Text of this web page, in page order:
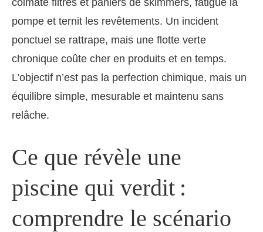
pompe et ternit les revêtements. Un incident
ponctuel se rattrape, mais une flotte verte
chronique coûte cher en produits et en temps.
L’objectif n’est pas la perfection chimique, mais un
équilibre simple, mesurable et maintenu sans
relâche.
Ce que révèle une
piscine qui verdit :
comprendre le scénario